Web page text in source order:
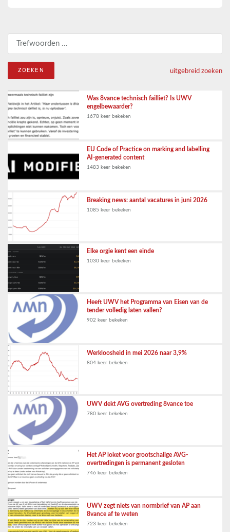
uitgebreid zoeken
Was 8vance technisch failliet? Is UWV
engelbewaarder?
1678 keer bekeken
EU Code of Practice on marking and labelling
AI-generated content
1483 keer bekeken
Breaking news: aantal vacatures in juni 2026
1085 keer bekeken
Elke orgie kent een einde
1030 keer bekeken
Heeft UWV het Programma van Eisen van de
tender volledig laten vallen?
902 keer bekeken
Werkloosheid in mei 2026 naar 3,9%
804 keer bekeken
UWV dekt AVG overtreding 8vance toe
780 keer bekeken
Het AP loket voor grootschalige AVG-
overtredingen is permanent gesloten
746 keer bekeken
UWV zegt niets van normbrief van AP aan
8vance af te weten
723 keer bekeken